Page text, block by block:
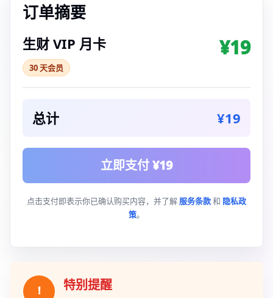
订单摘要
生财 VIP 月卡
30 天会员
¥19
总计 ¥19
立即支付 ¥19
点击支付即表示你已确认购买内容，并了解 服务条款和 隐私政
策。
! 特别提醒